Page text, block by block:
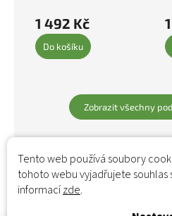
Tento web používá soubory
tohoto webu vyjadřujete souhlas
informacízde.
1 492 Kč
Do košíku
Zobrazit všechny